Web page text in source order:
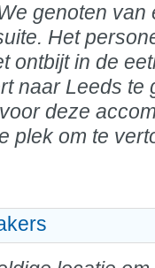
genoten van
Het
ontbijt in de
naar Leeds te
deze
plek om te